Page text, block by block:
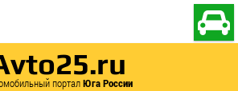

порталЮга России